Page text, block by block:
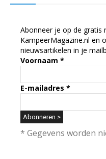
Abonneer je op de gratis
KampeerMagazine.nl en
nieuwsartikelen in je
Voornaam *
E-mailadres *
* Gegevens worden